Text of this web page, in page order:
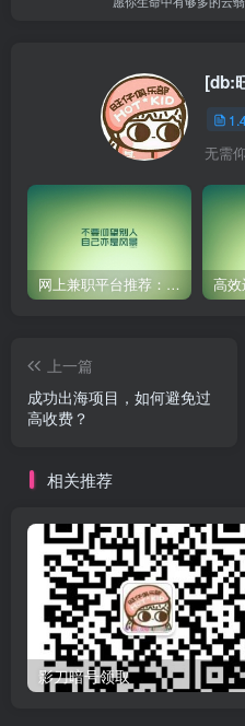
[db:
无需
网上兼职平台推荐：国外网赚任务！
上一篇
成功出海项目，如何避免过
高收费？
相关推荐
影刀暗号领取